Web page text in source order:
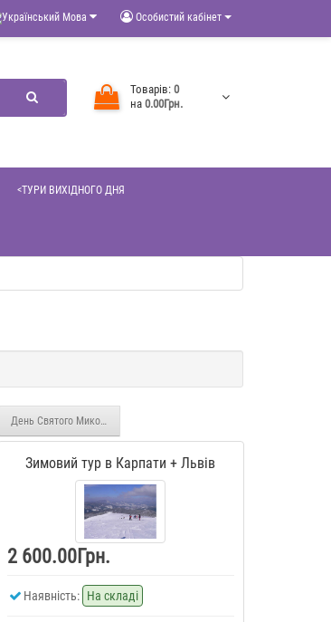
Особистий кабінет
Мова
Товарів: 0
на 0.00Грн.
<ТУРИ ВИХІДНОГО ДНЯ
День Святого Миколая : Океанаріум+ Різдвяна фабрика мрій на
Зимовий тур в Карпати + Львів
2 600.00Грн.
Наявність: На складі